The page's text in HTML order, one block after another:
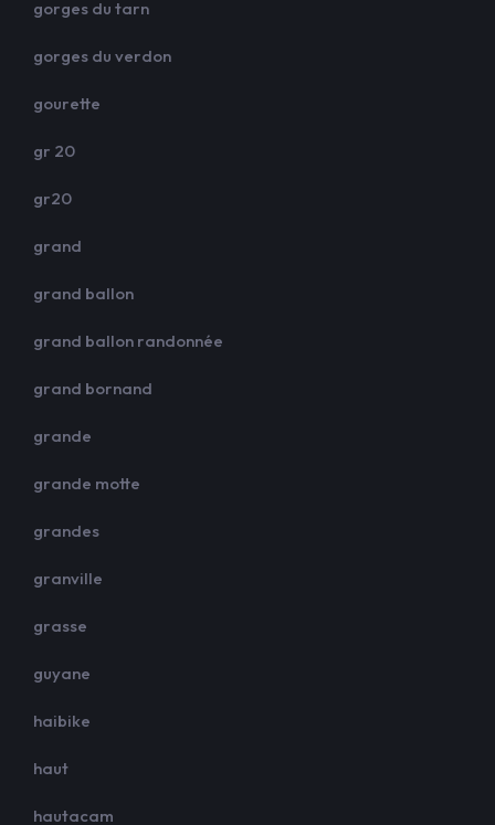
gorges du tarn
gorges du verdon
gourette
gr 20
gr20
grand
grand ballon
grand ballon randonnée
grand bornand
grande
grande motte
grandes
granville
grasse
guyane
haibike
haut
hautacam